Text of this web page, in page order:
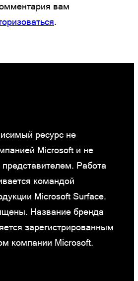
вам
.
ресурс не
Microsoft и не
Работа
командой
Microsoft Surface.
Название бренда
зарегистрированным
компании Microsoft.